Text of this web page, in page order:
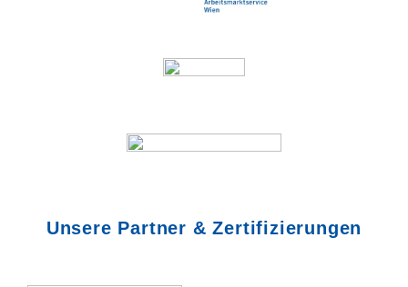
Unsere Partner & Zertifizierungen